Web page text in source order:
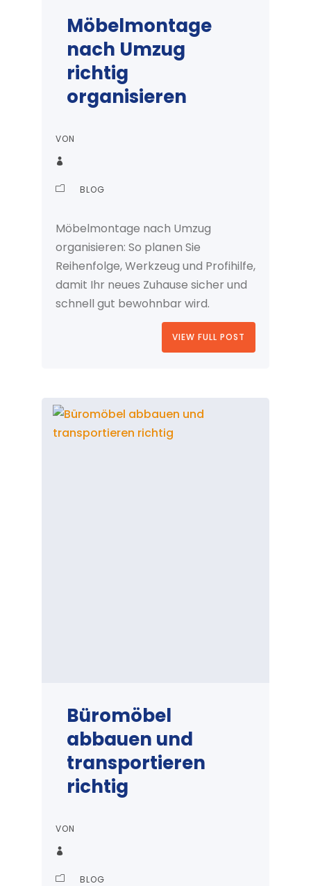
Möbelmontage
nach Umzug
richtig
organisieren
VON
BLOG
Möbelmontage nach Umzug
organisieren: So planen Sie
Reihenfolge, Werkzeug und Profihilfe,
damit Ihr neues Zuhause sicher und
schnell gut bewohnbar wird.
VIEW FULL POST
Büromöbel
abbauen und
transportieren
richtig
VON
BLOG